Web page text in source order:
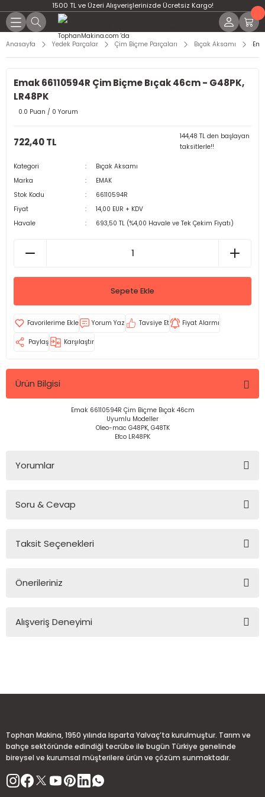
1500 TL ve Üzeri Alışverişlerinizde Ücretsiz Kargo!
Anasayfa Yedek Parçalar Çim Biçme Parçaları Bıçak Aksamı
Emak 66110594R Çim Biçme Bıçak 46cm - G48PK,
LR48PK
0.0 Puan / 0 Yorum
722,40 TL
144,48 TL den başlayan
taksitlerle!!
Kategori
Bıçak Aksamı
Marka
EMAK
Stok Kodu
66110594R
Fiyat
14,00 EUR + KDV
Havale
693,50 TL (%4,00 Havale ve Tek Çekim Fiyatı)
Sepete Ekle
Yorum Yaz Tavsiye Et Fiyat Alarmı
Paylaş Karşılaştır
Ürün Bilgisi
Emak 66110594R Çim Biçme Bıçak 46cm
Uyumlu Modeller
Oleo-mac G48PK, G48TK
Efco LR48PK
Yorumlar
Soru & Cevap
Ürün hakkında henüz soru sorulmamış.
Taksit Seçenekleri
Önerileriniz
konularda yetersiz gördüğünüz noktaları öneri formunu
Bu ürüne benzer farklı alternatifler olmalı.
Alışveriş Deneyimi
Tophan Makina, 1950 yılında Isparta Yalvaç’ta kurulmuştur. Tarım ve
bahçe sektöründe edindiği tecrübe ile bugün Türkiye genelinde
bireysel ve kurumsal müşterilere ürün ve çözüm sunmaktadır.